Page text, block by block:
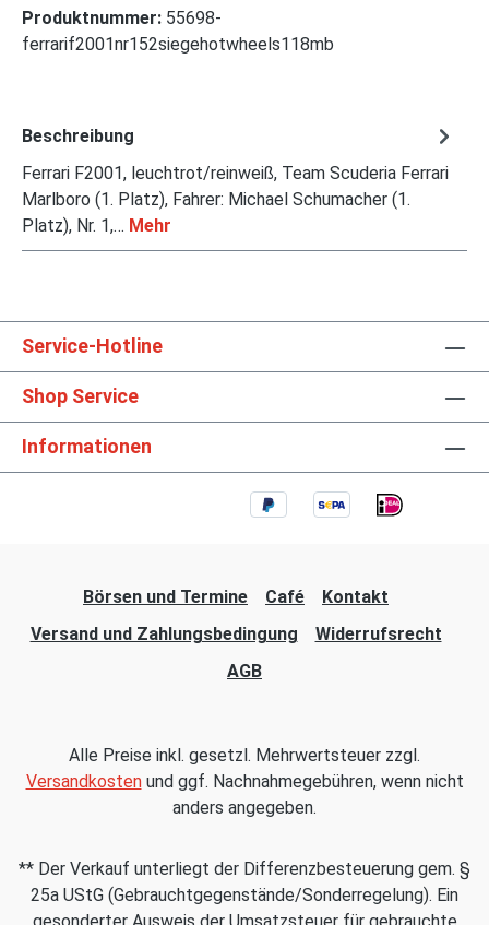
Produktnummer: 55698-
ferrarif2001nr152siegehotwheels118mb
Beschreibung
Ferrari F2001, leuchtrot/reinweiß, Team Scuderia Ferrari
Marlboro (1. Platz), Fahrer: Michael Schumacher (1.
Platz), Nr. 1,… Mehr
Service-Hotline
Shop Service
Informationen
Börsen und Termine Café
Kontakt
Versand und Zahlungsbedingung
Widerrufsrecht
AGB
Alle Preise inkl. gesetzl. Mehrwertsteuer zzgl.
Versandkostenund ggf. Nachnahmegebühren, wenn nicht
anders angegeben.
** Der Verkauf unterliegt der Differenzbesteuerung gem. §
25a UStG (Gebrauchtgegenstände/Sonderregelung). Ein